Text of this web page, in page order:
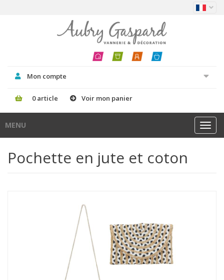
Mon compte
0 article Voir mon panier
MENU
Pochette en jute et coton